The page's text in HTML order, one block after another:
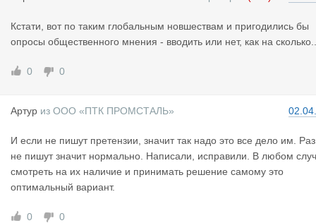
Кстати, вот по таким глобальным новшествам и пригодились бы
опросы общественного мнения - вводить или нет, как на
0 0
Артур из ООО «ПТК ПРОМСТАЛЬ»
И если не пишут претензии, значит так надо это все дело им. Раз
не пишут значит нормально. Написали, исправили. В любом
смотреть на их наличие и принимать решение самому это
оптимальный вариант.
0 0